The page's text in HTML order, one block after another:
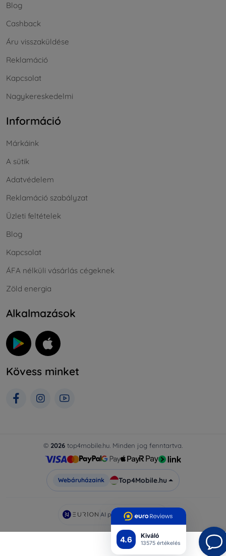
4.6 Kiváló
13575 értékelés
Blog
Cashback
Áru visszaküldése
Reklamáció
Kapcsolat
Nagykereskedelmi
Információ
Márkáink
A sütik
Adatvédelem
Reklamáció szabályzat
Üzleti feltételek
Blog
Kapcsolat
ÁFA nélküli vásárlás cégeknek
Zöld energia
Alkalmazások
Kövess minket
© 2026 top4mobile.hu. Minden jog fenntartva.
Webáruházaink Top4Mobile.hu
AI powered byEurion